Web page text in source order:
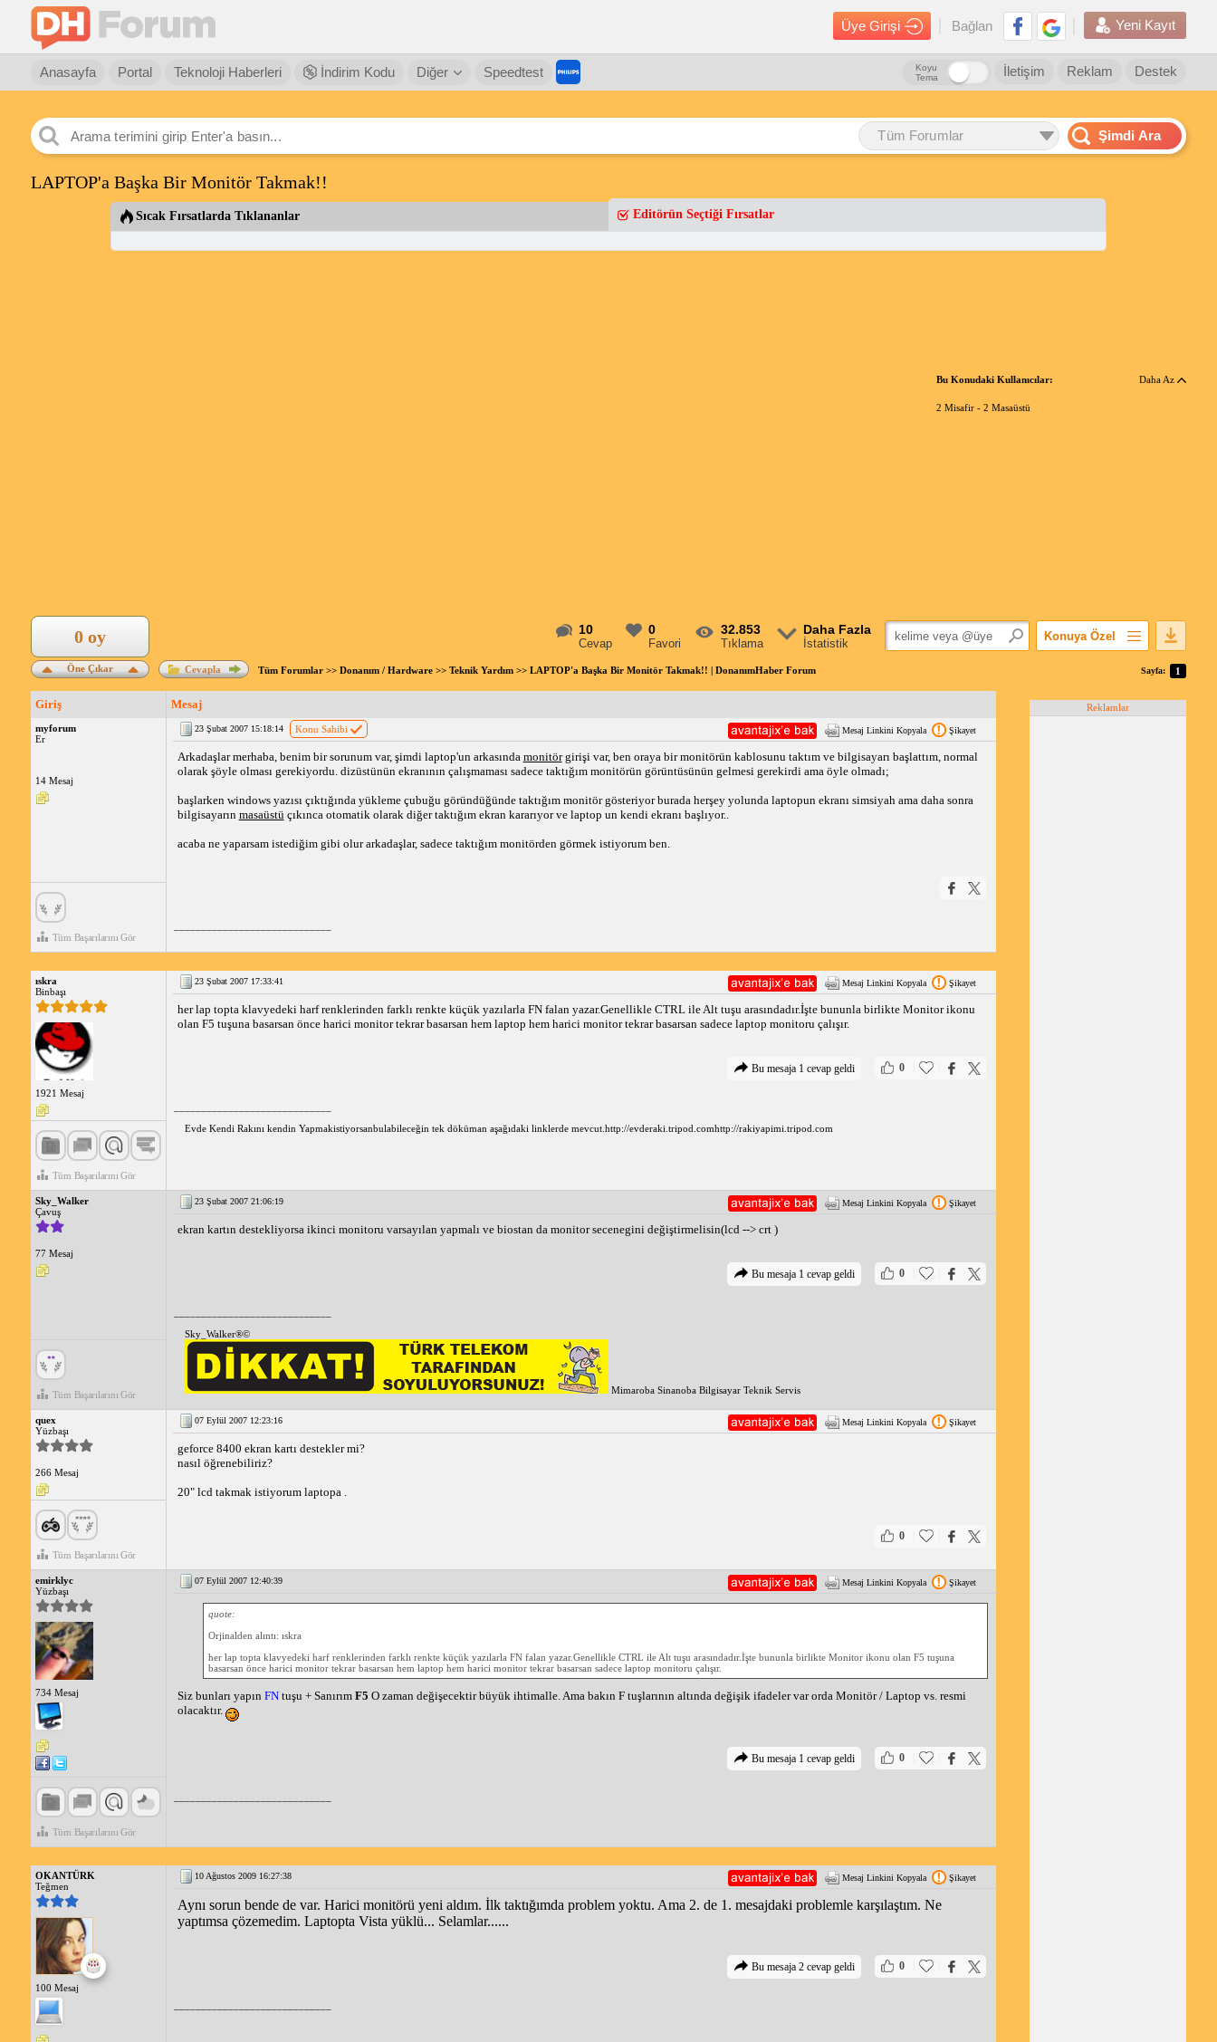
Üye Girişi Bağlan Yeni Kayıt
Anasayfa Portal Teknoloji Haberleri İndirim Kodu Diğer Speedtest Destek
Reklam
İletişim
Koyu
Tema
Tüm Forumlar Şimdi Ara
LAPTOP'a Başka Bir Monitör Takmak!!
Sıcak Fırsatlarda Tıklananlar Editörün Seçtiği Fırsatlar
Bu Konudaki Kullanıcılar: Daha Az
2 Misafir - 2 Masaüstü
10
Cevap
0
Favori
32.853
Tıklama
Daha Fazla
İstatistik
Konuya Özel
Popüler Mesajlar
Öne Çıkar
0 oy
Cevapla Tüm Forumlar>> Donanım / Hardware>> Teknik Yardım>> LAPTOP'a Başka Bir Monitör Takmak!! | DonanımHaber Forum Sayfa: 1
Giriş Mesaj
myforum
Er
14 Mesaj
Tüm Başarılarını Gör
23 Şubat 2007 15:18:14 Konu Sahibi Mesaj Linkini Kopyala Şikayet
Arkadaşlar merhaba, benim bir sorunum var, şimdi laptop'un arkasında monitörgirişi var, ben oraya bir monitörün kablosunu taktım ve bilgisayarı başlattım, normal
olarak şöyle olması gerekiyordu. dizüstünün ekranının çalışmaması sadece taktığım monitörün görüntüsünün gelmesi gerekirdi ama öyle olmadı;
başlarken windows yazısı çıktığında yükleme çubuğu göründüğünde taktığım monitör gösteriyor burada herşey yolunda laptopun ekranı simsiyah ama daha sonra
bilgisayarın masaüstüçıkınca otomatik olarak diğer taktığım ekran kararıyor ve laptop un kendi ekranı başlıyor..
acaba ne yaparsam istediğim gibi olur arkadaşlar, sadece taktığım monitörden görmek istiyorum ben.
ıskra
Binbaşı
1921 Mesaj
Tüm Başarılarını Gör
23 Şubat 2007 17:33:41 Mesaj Linkini Kopyala Şikayet
her lap topta klavyedeki harf renklerinden farklı renkte küçük yazılarla FN falan yazar.Genellikle CTRL ile Alt tuşu arasındadır.İşte bununla birlikte Monitor ikonu
olan F5 tuşuna basarsan önce harici monitor tekrar basarsan hem laptop hem harici monitor tekrar basarsan sadece laptop monitoru çalışır.
0
Bu mesaja 1 cevap geldi
Evde Kendi Rakını kendin Yapmakistiyorsanbulabileceğin tek döküman aşağıdaki linklerde mevcut.http://evderaki.tripod.comhttp://rakiyapimi.tripod.com
Sky_Walker
Çavuş
77 Mesaj
Tüm Başarılarını Gör
23 Şubat 2007 21:06:19 Mesaj Linkini Kopyala Şikayet
ekran kartın destekliyorsa ikinci monitoru varsayılan yapmalı ve biostan da monitor secenegini değiştirmelisin(lcd --> crt )
0
Bu mesaja 1 cevap geldi
Sky_Walker®©
Mimaroba Sinanoba Bilgisayar Teknik Servis
quex
Yüzbaşı
266 Mesaj
Tüm Başarılarını Gör
07 Eylül 2007 12:23:16 Mesaj Linkini Kopyala Şikayet
geforce 8400 ekran kartı destekler mi?
nasıl öğrenebiliriz?
20" lcd takmak istiyorum laptopa .
0
emirklyc
Yüzbaşı
734 Mesaj
Tüm Başarılarını Gör
07 Eylül 2007 12:40:39 Mesaj Linkini Kopyala Şikayet
quote:
Orjinalden alıntı: ıskra
her lap topta klavyedeki harf renklerinden farklı renkte küçük yazılarla FN falan yazar.Genellikle CTRL ile Alt tuşu arasındadır.İşte bununla birlikte Monitor ikonu olan F5 tuşuna
basarsan önce harici monitor tekrar basarsan hem laptop hem harici monitor tekrar basarsan sadece laptop monitoru çalışır.
Siz bunları yapın FNtuşu + Sanırım F5 O zaman değişecektir büyük ihtimalle. Ama bakın F tuşlarının altında değişik ifadeler var orda Monitör / Laptop vs. resmi
olacaktır.
0
Bu mesaja 1 cevap geldi
OKANTÜRK
Teğmen
100 Mesaj
10 Ağustos 2009 16:27:38 Mesaj Linkini Kopyala Şikayet
Aynı sorun bende de var. Harici monitörü yeni aldım. İlk taktığımda problem yoktu. Ama 2. de 1. mesajdaki problemle karşılaştım. Ne
yaptımsa çözemedim. Laptopta Vista yüklü... Selamlar......
0
Bu mesaja 2 cevap geldi
Reklamlar